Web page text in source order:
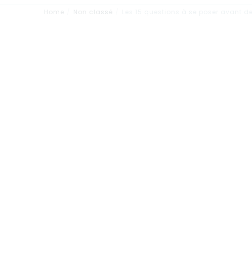
Home Non classé